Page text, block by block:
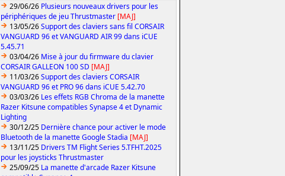
29/06/26 Plusieurs nouveaux drivers pour les
périphériques de jeu Thrustmaster [MAJ]
13/05/26Support des claviers sans fil CORSAIR
VANGUARD 96 et VANGUARD AIR 99 dans iCUE
5.45.71
03/04/26 Mise à jour du firmware du clavier
CORSAIR GALLEON 100 SD [MAJ]
11/03/26Support des claviers CORSAIR
VANGUARD 96 et PRO 96 dans iCUE 5.42.70
03/03/26 Les effets RGB Chroma de la manette
Razer Kitsune compatibles Synapse 4 et Dynamic
Lighting
30/12/25 Dernière chance pour activer le mode
Bluetooth de la manette Google Stadia [MAJ]
13/11/25 Drivers TM Flight Series 5.TFHT.2025
pour les joysticks Thrustmaster
25/09/25 La manette d'arcade Razer Kitsune